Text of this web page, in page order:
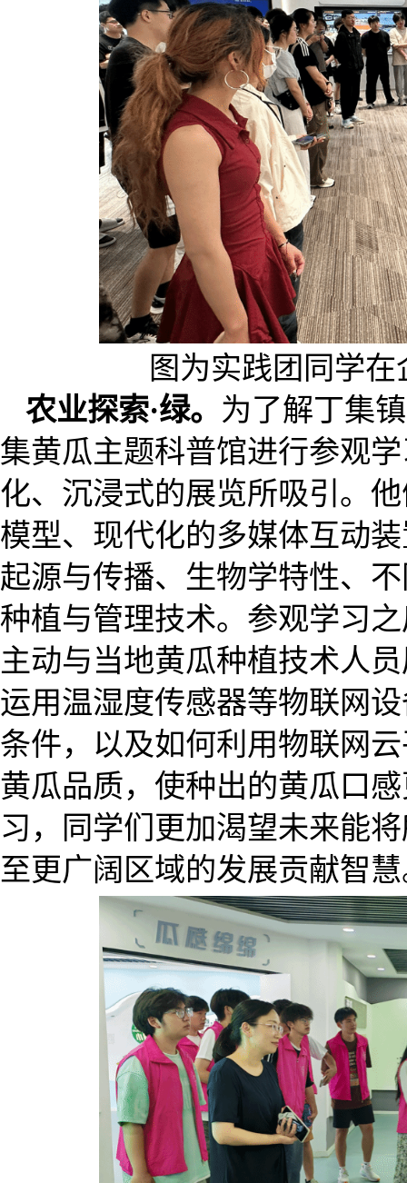
图为实践团同学
农业探索·绿。 为了解丁集
集黄瓜主题科普馆进行参观
化、沉浸式的展览所吸引。
模型、现代化的多媒体互动
起源与传播、生物学特性、
种植与管理技术。参观学习
主动与当地黄瓜种植技术人
运用温湿度传感器等物联网
条件，以及如何利用物联网
黄瓜品质，使种出的黄瓜口
习，同学们更加渴望未来能
至更广阔区域的发展贡献智